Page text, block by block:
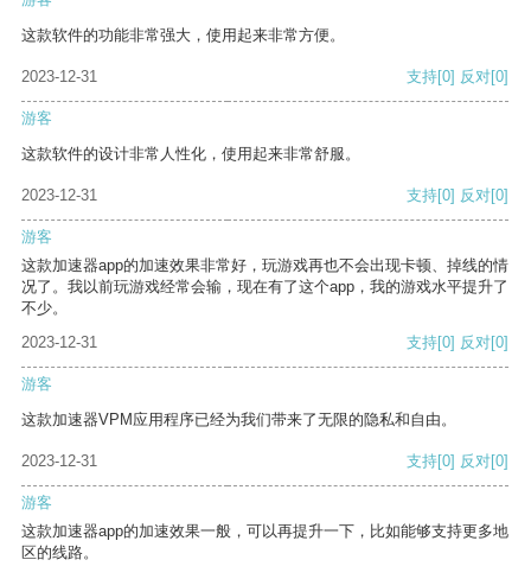
这款软件的功能非常强大，使用起来非常方便。
2023-12-31 支持[0] 反对[0]
游客
这款软件的设计非常人性化，使用起来非常舒服。
2023-12-31 支持[0] 反对[0]
游客
这款加速器app的加速效果非常好，玩游戏再也不会出现卡顿、掉线的情
况了。我以前玩游戏经常会输，现在有了这个app，我的游戏水平提升了
不少。
2023-12-31
支持[0] 反对[0]
游客
这款加速器VPM应用程序已经为我们带来了无限的隐私和自由。
2023-12-31 支持[0] 反对[0]
游客
这款加速器app的加速效果一般，可以再提升一下，比如能够支持更多地
区的线路。